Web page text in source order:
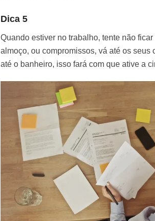
Dica 5
Quando estiver no trabalho, tente não
almoço, ou compromissos, vá até os seus
até o banheiro, isso fará com que ative a